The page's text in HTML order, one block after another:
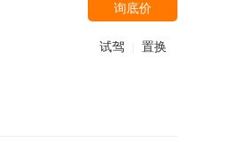
询底价
试驾 置换